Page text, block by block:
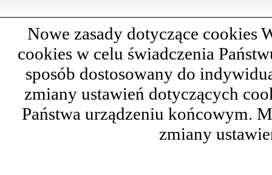
Nowe zasady dotyczące cookies
cookies w celu świadczenia
sposób dostosowany do
zmiany ustawień dotyczących
Państwa urządzeniu końcowym.
zmiany